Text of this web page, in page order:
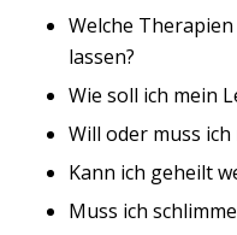
Welche
lassen?
Wie soll ich mein
Will oder muss
Kann ich geheilt
Muss ich